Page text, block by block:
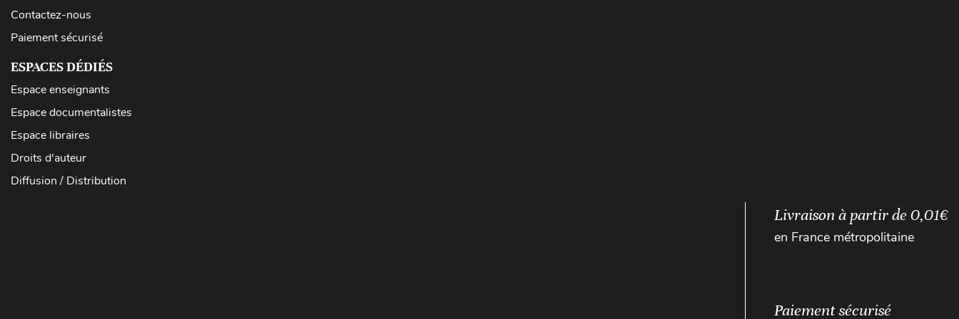
Contactez-nous
Paiement sécurisé
ESPACES DÉDIÉS
Espace enseignants
Espace documentalistes
Espace libraires
Droits d'auteur
Diffusion / Distribution
Livraison à partir de 0,01€
en France métropolitaine
Paiement sécurisé